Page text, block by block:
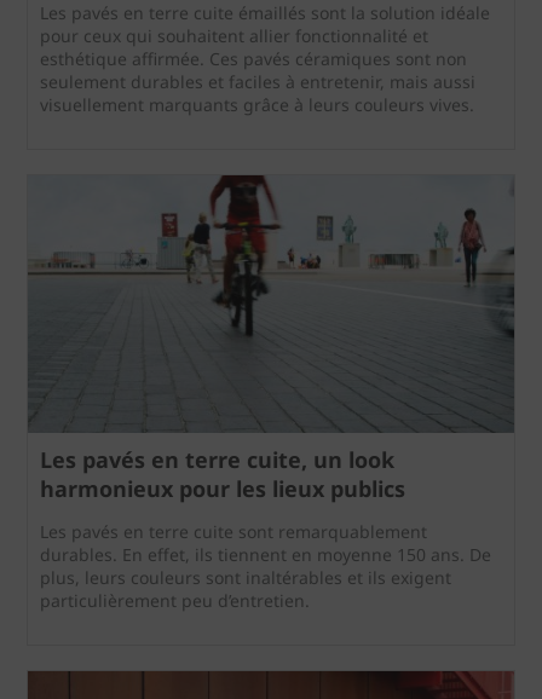
Les pavés en terre cuite émaillés sont la solution idéale
pour ceux qui souhaitent allier fonctionnalité et
esthétique affirmée. Ces pavés céramiques sont non
seulement durables et faciles à entretenir, mais aussi
visuellement marquants grâce à leurs couleurs vives.
Les pavés en terre cuite, un look
harmonieux pour les lieux publics
Les pavés en terre cuite sont remarquablement
durables. En effet, ils tiennent en moyenne 150 ans. De
plus, leurs couleurs sont inaltérables et ils exigent
particulièrement peu d’entretien.